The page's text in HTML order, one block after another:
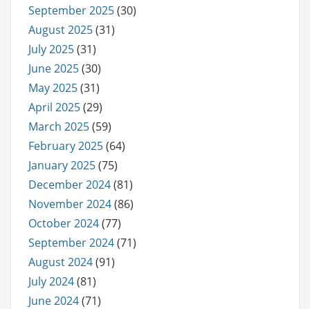
September 2025(30)
August 2025(31)
July 2025(31)
June 2025(30)
May 2025(31)
April 2025(29)
March 2025(59)
February 2025(64)
January 2025(75)
December 2024(81)
November 2024(86)
October 2024(77)
September 2024(71)
August 2024(91)
July 2024(81)
June 2024(71)